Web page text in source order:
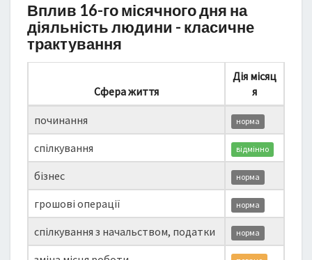
Вплив 16-го місячного дня на
діяльність людини - класичне
трактування
Сфера життя
Дія місяц
я
починання норма
спілкування відмінно
бізнес норма
грошові операції норма
спілкування з начальством, податки норма